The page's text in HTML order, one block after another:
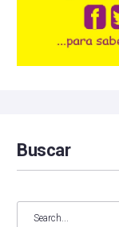
Buscar